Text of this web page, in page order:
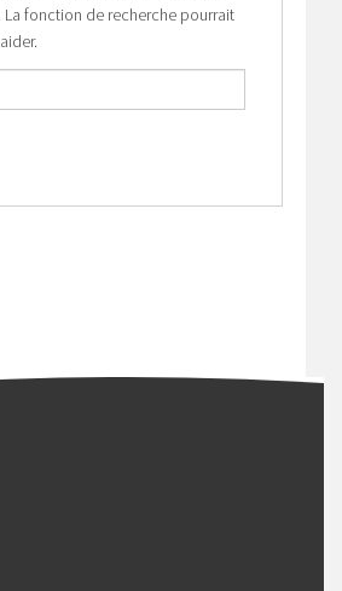
La fonction de recherche pourrait